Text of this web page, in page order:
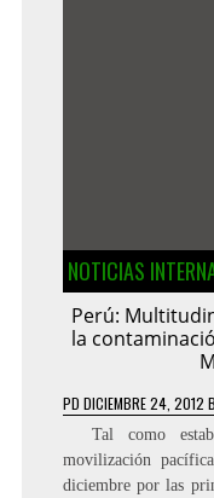
NOTICIAS
Perú:
la
PD DICIEMBRE 24, 2012
Tal como
movilización
diciembre por las